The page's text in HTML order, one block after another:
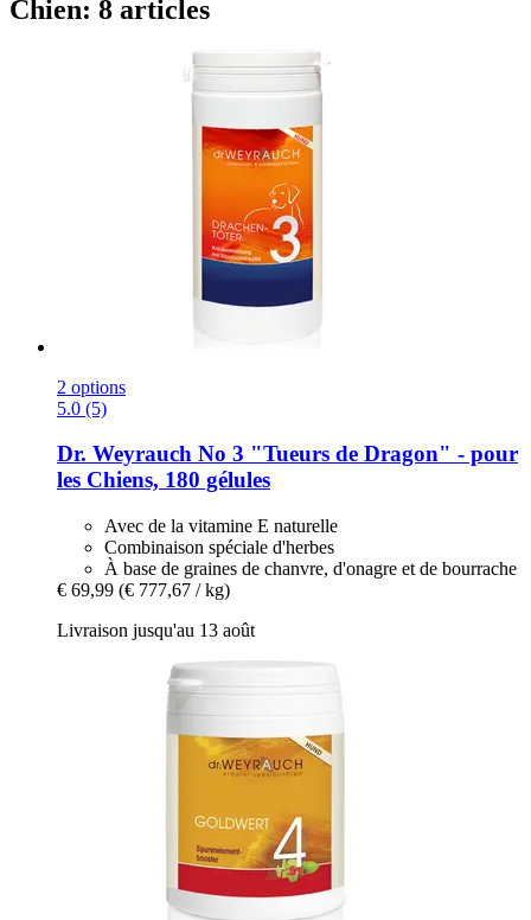
Chien: 8 articles
2 options
5.0 (5)
Dr. Weyrauch No 3 "Tueurs de Dragon" -​ pour
les Chiens, 180 gélules
Avec de la vitamine E naturelle
Combinaison spéciale d'herbes
À base de graines de chanvre, d'onagre et de bourrache
€ 69,99 (€ 777,67 / kg)
Livraison jusqu'au 13 août